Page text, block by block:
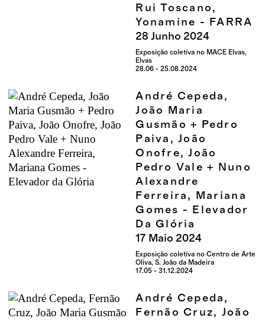
Rui Toscano,
Yonamine - FARRA
28 Junho 2024
Exposição coletiva no MACE Elvas,
Elvas
28.06 - 25.08.2024
André Cepeda,
João Maria
Gusmão + Pedro
Paiva, João
Onofre, João
Pedro Vale + Nuno
Alexandre
Ferreira, Mariana
Gomes - Elevador
Da Glória
17 Maio 2024
Exposição coletiva no Centro de Arte
Oliva, S. João da Madeira
17.05 - 31.12.2024
André Cepeda,
Fernão Cruz, João